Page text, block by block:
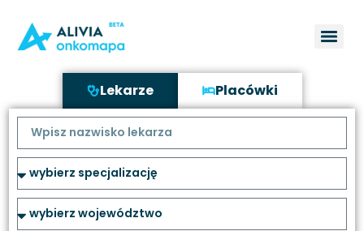
Lekarze Placówki